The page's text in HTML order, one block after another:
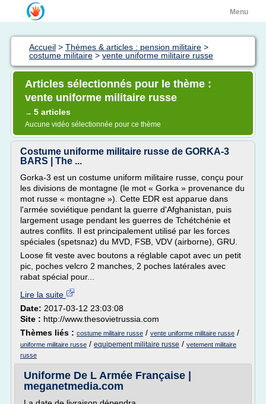
Menu
Accueil > Thèmes & articles : pension militaire >
costume militaire > vente uniforme militaire russe
Articles sélectionnés pour le thème :
vente uniforme militaire russe
→ 5 articles
Aucune vidéo sélectionnée pour ce thème
Costume uniforme militaire russe de GORKA-3
BARS | The ...
Gorka-3 est un costume uniform militaire russe, conçu pour
les divisions de montagne (le mot « Gorka » provenance du
mot russe « montagne »). Cette EDR est apparue dans
l'armée soviétique pendant la guerre d'Afghanistan, puis
largement usage pendant les guerres de Tchétchénie et
autres conflits. Il est principalement utilisé par les forces
spéciales (spetsnaz) du MVD, FSB, VDV (airborne), GRU.
Loose fit veste avec boutons a réglable capot avec un petit
pic, poches velcro 2 manches, 2 poches latérales avec
rabat spécial pour...
Lire la suite
Date: 2017-03-12 23:03:08
Site : http://www.thesovietrussia.com
Thèmes liés : costume militaire russe / vente uniforme militaire russe /
uniforme militaire russe / equipement militaire russe / vetement militaire
russe
Uniforme De L Armée Française |
meganetmedia.com